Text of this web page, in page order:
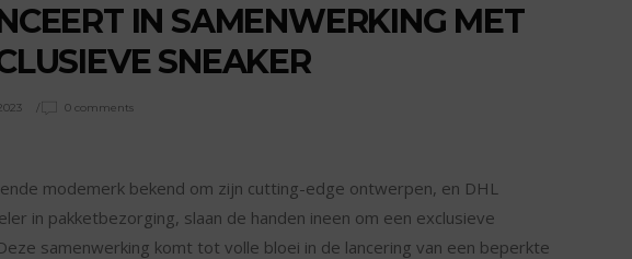
IN SAMENWERKING MET
SNEAKER
0 comments
modemerk bekend om zijn cutting-edge ontwerpen, en DHL
in pakketbezorging, slaan de handen ineen om een exclusieve
samenwerking komt tot volle bloei in de lancering van een beperkte